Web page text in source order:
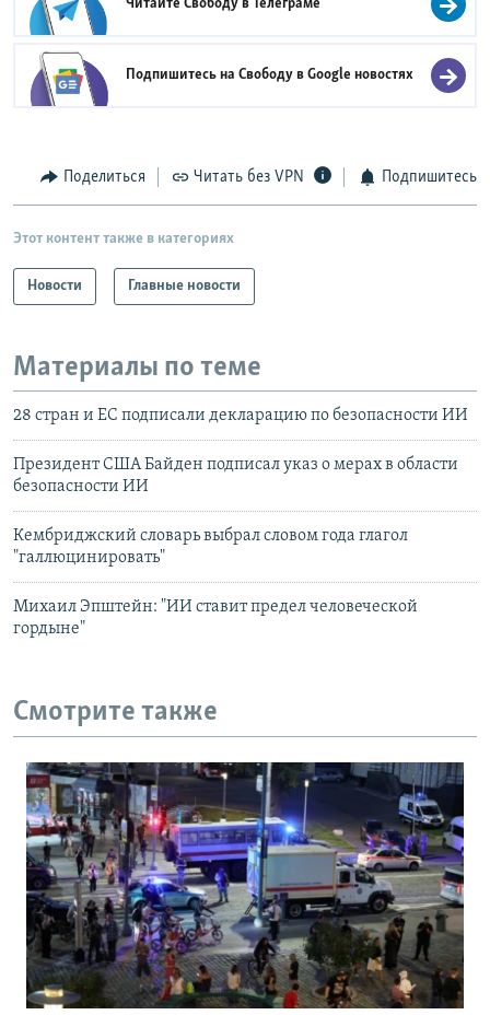
Читайте Свободу в Телеграме
Подпишитесь на Свободу вGoogle новостях
Поделиться Читать без VPN Подпишитесь
Этот контент также в категориях
Новости Главные новости
Материалы по теме
28 стран и ЕС подписали декларацию по безопасности ИИ
Президент США Байден подписал указ о мерах в области
безопасности ИИ
Кембриджский словарь выбрал словом года глагол
"галлюцинировать"
Михаил Эпштейн: "ИИ ставит предел человеческой
гордыне"
Смотрите также